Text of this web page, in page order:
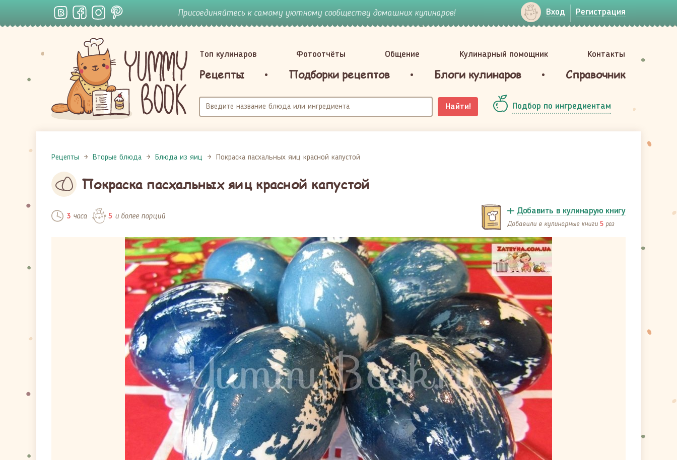
Присоединяйтесь к самому уютному сообществу домашних кулинаров! Вход Регистрация
Топ кулинаров Фотоотчёты Общение Кулинарный помощник Контакты
Рецепты Подборки рецептов Блоги кулинаров Справочник
Найти! Подбор по ингредиентам
Рецепты Вторые блюда Блюда из яиц Покраска пасхальных яиц красной капустой
Покраска пасхальных яиц красной капустой
3часа 5 и более порций Добавить в кулинарую книгу
Добавили в кулинарные книги 5 раз